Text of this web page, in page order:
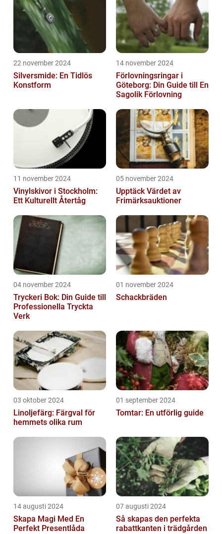
22 november 2024
Silversmide: En Tidlös
Konstform
14 november 2024
Förlovningsringar i
Göteborg: Din Guide till En
Sagolik Förlovning
11 november 2024
Vinylskivor i Stockholm:
Ett Kulturellt Återtåg
05 november 2024
Upptäck Värdet av
Frimärksauktioner
04 november 2024
Tryckeri Bok: Din Guide till
Professionella Tryckta
Verk
01 november 2024
Schackbräden
03 oktober 2024
Linoljefärg: Färgval för
hemmets olika rum
01 september 2024
Tomtar: En utförlig guide
14 augusti 2024
Skapa Magi Med En
Perfekt Presentlåda
07 augusti 2024
Så skapas den perfekta
rabattkanten i trädgården